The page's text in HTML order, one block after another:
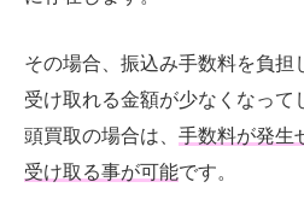
その場合、振込み手数料を負担
受け取れる金額が少なくなって
頭買取の場合は、 手数料が発生
受け取る事が可能です。